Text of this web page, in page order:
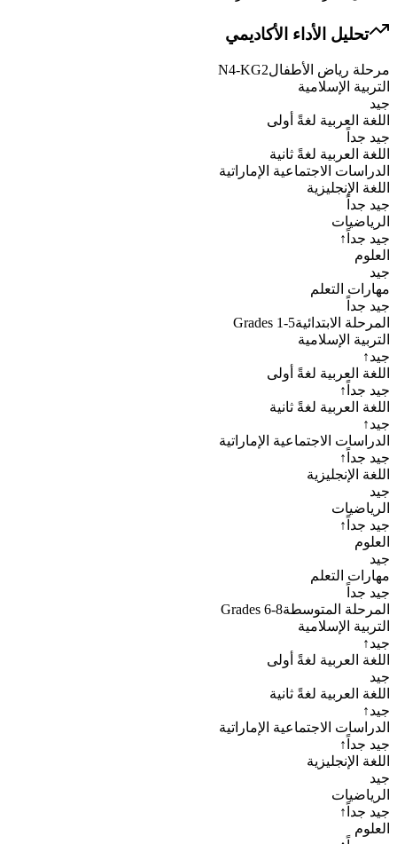
تحليل الأداء الأكاديمي
مرحلة رياض الأطفالN4-KG2
التربية الإسلامية
جيد
اللغة العربية لغةً أولى
جيد جداً
اللغة العربية لغةً ثانية
الدراسات الاجتماعية الإماراتية
اللغة الإنجليزية
جيد جداً
الرياضيات
جيد جداً ↑
العلوم
جيد
مهارات التعلم
جيد جداً
المرحلة الابتدائيةGrades 1-5
التربية الإسلامية
جيد↑
اللغة العربية لغةً أولى
جيد جداً ↑
اللغة العربية لغةً ثانية
جيد↑
الدراسات الاجتماعية الإماراتية
جيد جداً ↑
اللغة الإنجليزية
جيد
الرياضيات
جيد جداً ↑
العلوم
جيد
مهارات التعلم
جيد جداً
المرحلة المتوسطةGrades 6-8
التربية الإسلامية
جيد↑
اللغة العربية لغةً أولى
جيد
اللغة العربية لغةً ثانية
جيد↑
الدراسات الاجتماعية الإماراتية
جيد جداً ↑
اللغة الإنجليزية
جيد
الرياضيات
جيد جداً ↑
العلوم